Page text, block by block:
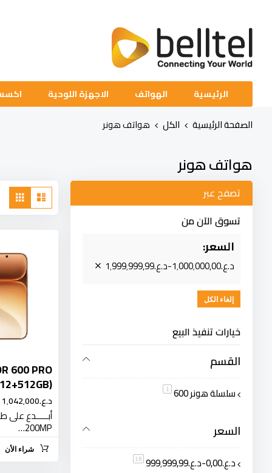
المحتوى
الرئيسية الهواتف الاجهزة اللوحية
الصفحة الرئيسية الكل هواتف هونر
هواتف هونر
كا
قائمة
600 PRO
د.ع.‏1٬042٬000
أبـــــدع على
200MP…
شراء الأن
تصفح عبر
تسوق الآن من
السعر
د.ع.‏1٬000٬000٫00-د.ع.‏1٬999٬999٫99
إلغاء الكل
خيارات تنفيذ البيع
القسم
سلسلة هونر 600 1
السعر
د.ع.‏0٫00 -د.ع.‏999٬999٫99 18